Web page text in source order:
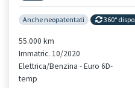
Anche neopatentati 360°
55.000 km
Immatric. 10/2020
Elettrica/Benzina - Euro 6D-
temp